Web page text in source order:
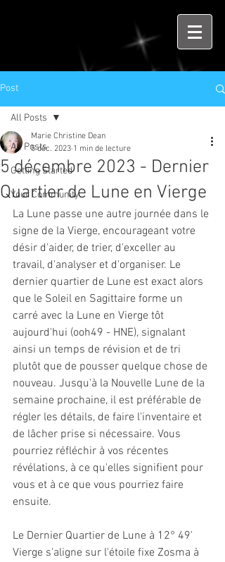
Post
All Posts
Getting Started
Your Community
All Posts
5 décembre 2023 - Dernier
Quartier de Lune en Vierge
Marie Christine Dean
5 déc. 2023 1 min de lecture
La Lune passe une autre journée dans le
signe de la Vierge, encourageant votre
désir d'aider, de trier, d'exceller au
travail, d'analyser et d'organiser. Le
dernier quartier de Lune est exact alors
que le Soleil en Sagittaire forme un
carré avec la Lune en Vierge tôt
aujourd'hui (ooh49 - HNE), signalant
ainsi un temps de révision et de tri
plutôt que de pousser quelque chose de
nouveau. Jusqu'à la Nouvelle Lune de la
semaine prochaine, il est préférable de
régler les détails, de faire l'inventaire et
de lâcher prise si nécessaire. Vous
pourriez réfléchir à vos récentes
révélations, à ce qu'elles signifient pour
vous et à ce que vous pourriez faire
ensuite.
Le Dernier Quartier de Lune à 12° 49'
Vierge s'aligne sur l'étoile fixe Zosma à